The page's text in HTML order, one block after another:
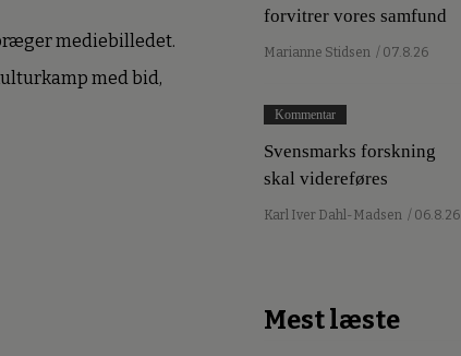
mediebilledet.
med bid,
forvitrer vores samfund
Marianne Stidsen / 07.8.26
Kommentar
Svensmarks forskning
skal videreføres
Karl Iver Dahl-Madsen / 06.8.26
Mest læste